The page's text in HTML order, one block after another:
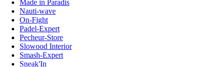
Made in Paradis
Nauti-wave
On-Fight
Padel-Expert
Pecheur-Store
Slowood Interior
Smash-Expert
Sneak'In